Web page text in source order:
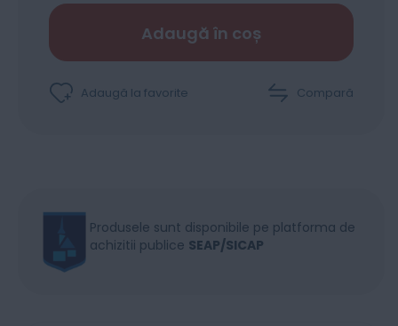
Adaugă în coș
Adaugă la favorite Compară
Produsele sunt disponibile pe platforma de
achizitii publice SEAP/SICAP